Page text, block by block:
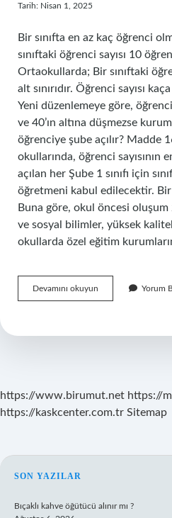
Tarih: Nisan 1, 2025
Bir sınıfta en az kaç öğrenci
sınıftaki öğrenci sayısı 10
Ortaokullarda; Bir sınıftaki
alt sınırıdır. Öğrenci sayısı
Yeni düzenlemeye göre, öğrenci
ve 40’ın altına düşmezse
öğrenciye şube açılır? Madde
okullarında, öğrenci sayısının
açılan her Şube 1 sınıfı için
öğretmeni kabul edilecektir. Bir
Buna göre, okul öncesi
ve sosyal bilimler, yüksek
okullarda özel eğitim
Devamını okuyun
Okulda
Kaç
Yorum
https://www.birumut.net https://
https://kaskcenter.com.tr Sitemap
SIDEBAR
SON YAZILAR
Bıçaklı kahve öğütücü alınır mı ?